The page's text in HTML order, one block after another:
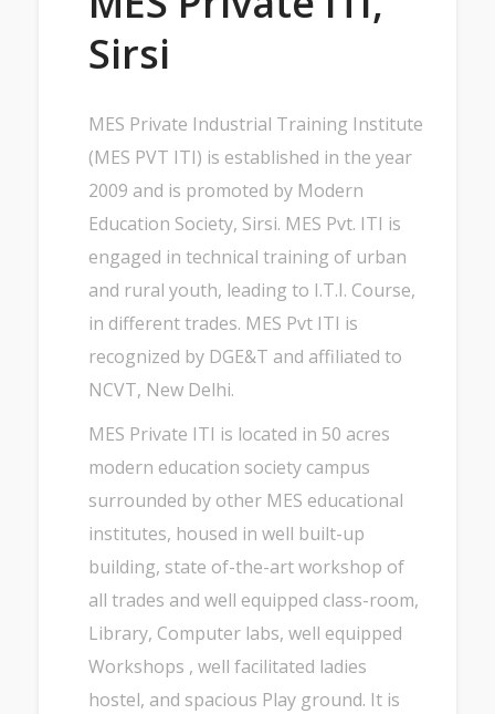
Sirsi
MES Private Industrial Training Institute
(MES PVT ITI) is established in the year
2009 and is promoted by Modern
Education Society, Sirsi. MES Pvt. ITI is
engaged in technical training of urban
and rural youth, leading to I.T.I. Course,
in different trades. MES Pvt ITI is
recognized by DGE&T and affiliated to
NCVT, New Delhi.
MES Private ITI is located in 50 acres
modern education society campus
surrounded by other MES educational
institutes, housed in well built-up
building, state of-the-art workshop of
all trades and well equipped class-room,
Library, Computer labs, well equipped
Workshops , well facilitated ladies
hostel, and spacious Play ground. It is